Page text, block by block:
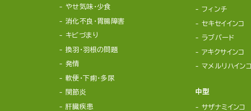
やせ気味・少食
消化不良・胃腸障害
キビづまり
換羽・羽根の問題
発情
軟便・下痢・多尿
関節炎
肝臓疾患
フィンチ
セキセイインコ
ラブバード
アキクサインコ
マメルリハインコ
中型
サザナミインコ